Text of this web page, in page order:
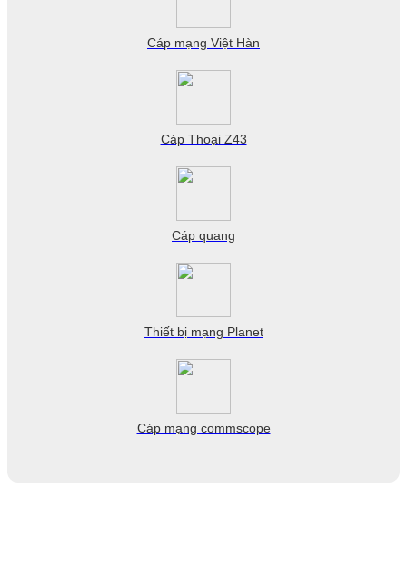
Cáp mạng Việt Hàn
Cáp Thoại Z43
Cáp quang
Thiết bị mạng Planet
Cáp mạng commscope